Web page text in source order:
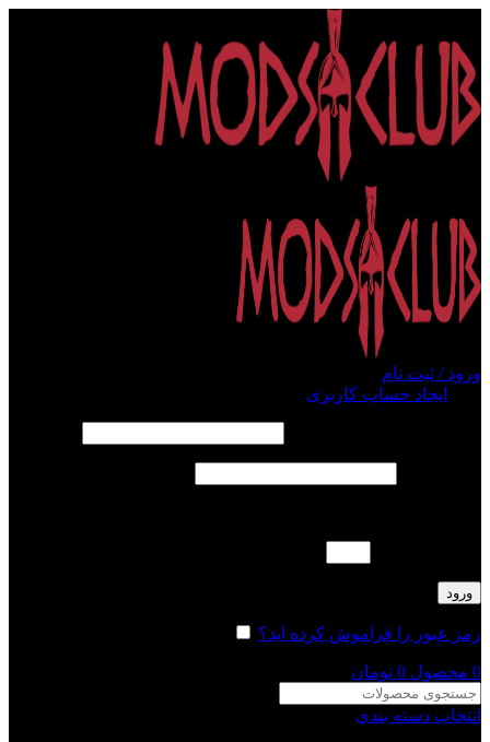
ورود / ثبت نام
ایجاد حساب کاربری
ورود
رمز عبور را فراموش کرده اید؟
0 محصول 0 تومان
انتخاب دسته بندی